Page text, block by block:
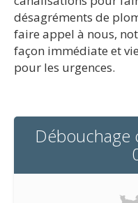
désagréments de
faire appel à nous,
façon immédiate et
pour les urgences.
Débouchage